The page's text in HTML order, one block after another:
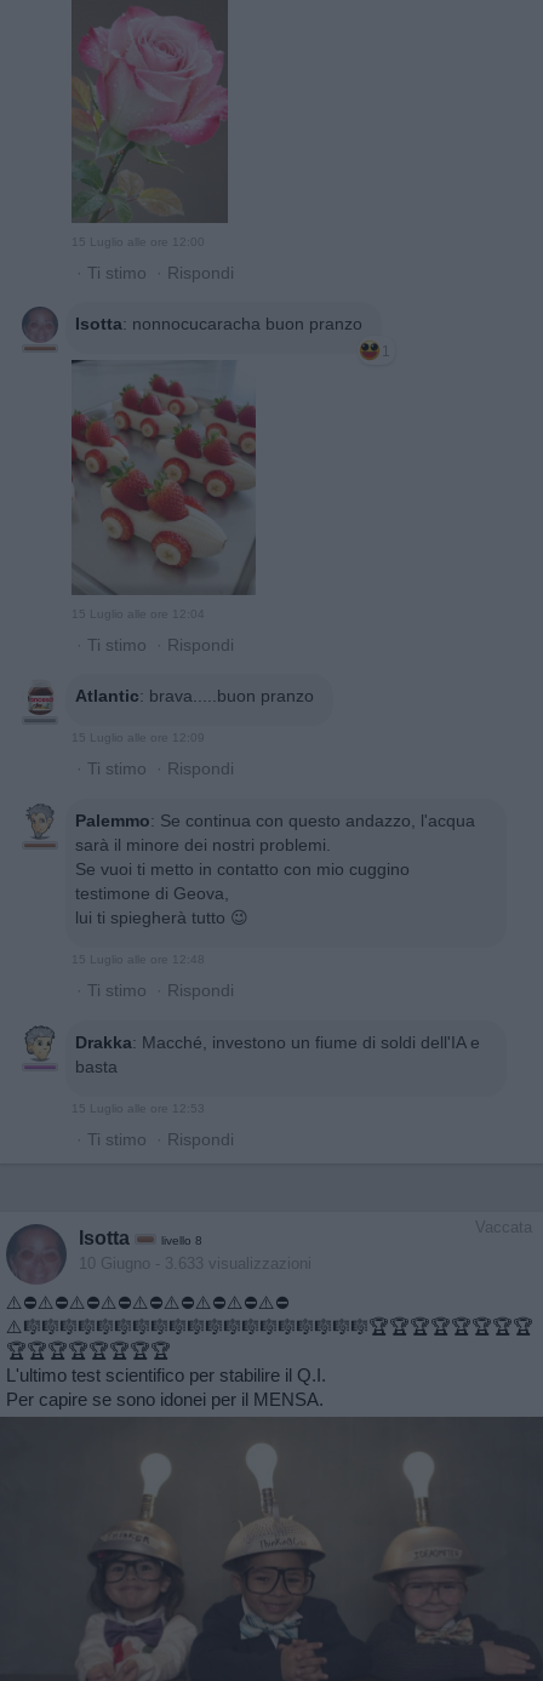
· Ti stimo · Rispondi
Isotta: nonnocucaracha buon pranzo
1
· Ti stimo · Rispondi
Atlantic: brava.....buon pranzo
· Ti stimo · Rispondi
Palemmo: Se continua con questo andazzo, l'acqua
sarà il minore dei nostri problemi.
Se vuoi ti metto in contatto con mio cuggino
testimone di Geova,
lui ti spiegherà tutto 😉
· Ti stimo · Rispondi
Drakka: Macché, investono un fiume di soldi dell'IA e
basta
· Ti stimo · Rispondi
Vaccata
Isotta livello 8
10 Giugno - 3.633 visualizzazioni
⚠️⛔️⚠️⛔️⚠️⛔️⚠️⛔️⚠️⛔️⚠️⛔️⚠️⛔️⚠️⛔️⚠️⛔️
⚠️🎼🎼🎼🎼🎼🎼🎼🎼🎼🎼🎼🎼🎼🎼🎼🎼🎼🎼🎼🏆🏆🏆🏆🏆🏆🏆🏆
🏆🏆🏆🏆🏆🏆🏆🏆
L'ultimo test scientifico per stabilire il Q.I.
Per capire se sono idonei per il MENSA.